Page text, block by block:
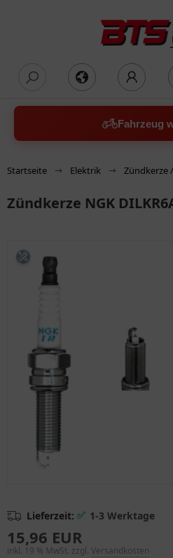
Fahrzeug
Startseite Elektrik Zündkerze
Zündkerze NGK
Lieferzeit: ✅ 1-3 Werktage
15,96 EUR
inkl. 19 % MwSt. zzgl. Versandkosten